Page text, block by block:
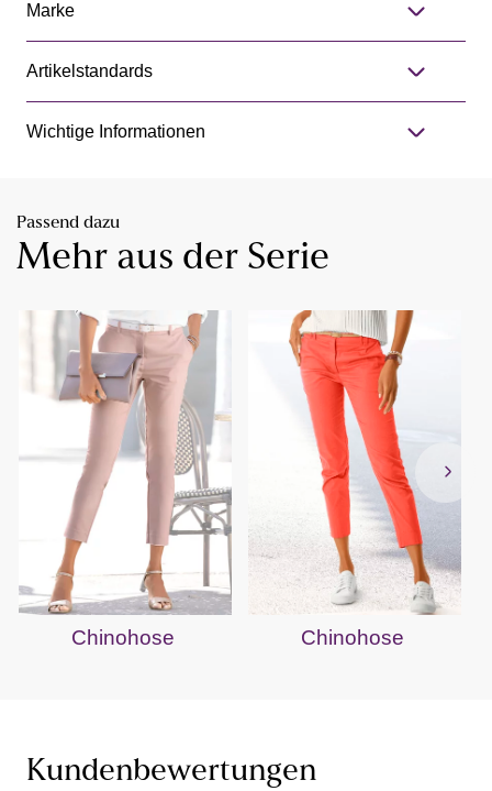
Marke
Artikelstandards
Wichtige Informationen
Passend dazu
Mehr aus der Serie
Chinohose Chinohose
Kundenbewertungen